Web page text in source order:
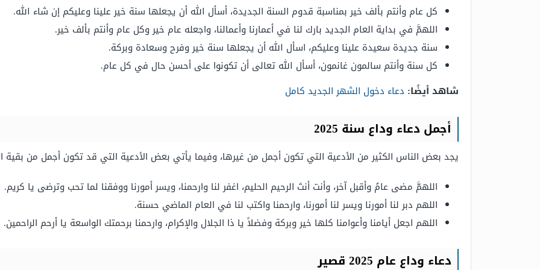
كل عام وأنتم بألف خير بمناسبة قدوم السنة الجديدة، أسأل الله أن يجعلها سنة خير علينا وعليكم إن شاء الله.
اللهمَّ في بداية العام الجديد بارك لنا في أعمارنا وأعمالنا، واجعله عام خير وكل عام وأنتم بألف خير.
سنة جديدة سعيدة علينا وعليكم، اسأل الله أن يجعلها سنة خير وفرح وسعادة وبركة.
كل سنة وأنتم سالمون غانمون، أسأل الله تعالى أن تكونوا على أحسن حال في كل عام.
شاهد أيضًا: دعاء دخول الشهر الجديد كامل
أجمل دعاء وداع سنة 2025
يجد بعض الناس الكثير من الأدعية التي تكون أجمل من غيرها، وفيما يأتي بعض الأدعية التي قد تكون أجمل من بقية
اللهمَّ مضى عامُ وأقبل آخر، وأنت أنتَ الرحيم الحليم، اغفر لنا وارحمنا، ويسر أمورنا ووفقنا لما تحب وترضى يا كريم.
اللهم دبر لنا أمورنا ويسر لنا أمورنا، وارحمنا واكتب لنا في العام الماضي حسنة.
اللهم اجعل أيامنا وأعوامنا كلها خير وبركة وفضلاً يا ذا الجلال والإكرام، وارحمنا برحمتك الواسعة يا أرحم الراحمين.
دعاء وداع عام 2025 قصير